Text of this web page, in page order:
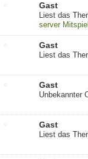
Gast
Liest das
server
Gast
Liest das
Gast
Unbekannter
Gast
Liest das